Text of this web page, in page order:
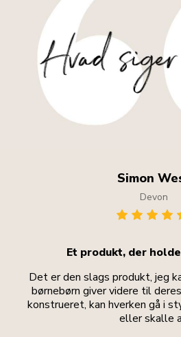
Simon
Devon
Et produkt, der
Det er den slags produkt, jeg
børnebørn giver videre til
konstrueret, kan hverken gå i
eller skalle